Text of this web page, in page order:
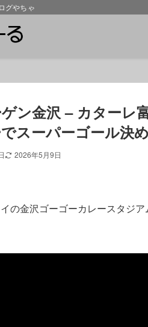
グやちゃ
ゲン金沢 – カター
スーパーゴール決
2026年5月9日
の金沢ゴーゴーカレースタジ